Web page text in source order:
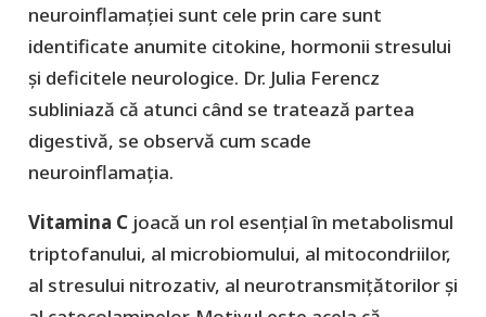
neuroinflamației sunt cele prin care sunt
identificate anumite citokine, hormonii stresului
și deficitele neurologice. Dr. Julia Ferencz
subliniază că atunci când se tratează partea
digestivă, se observă cum scade
neuroinflamația.
Vitamina C joacă un rol esențial în metabolismul
triptofanului, al microbiomului, al mitocondriilor,
al stresului nitrozativ, al neurotransmițătorilor și